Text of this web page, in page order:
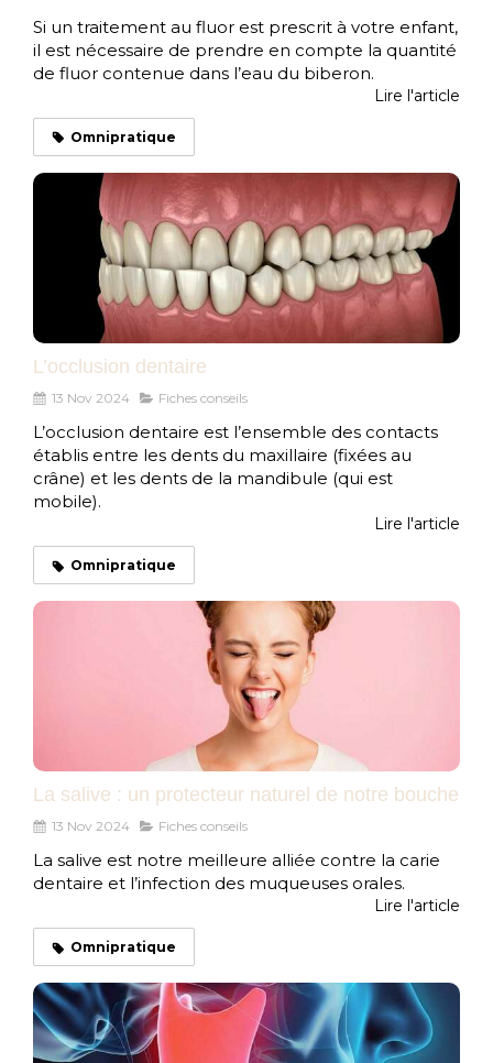
Si un traitement au fluor est prescrit à votre enfant,
il est nécessaire de prendre en compte la quantité
de fluor contenue dans l’eau du biberon.
Lire l'article
Omnipratique
L’occlusion dentaire
13 Nov 2024 Fiches conseils
L’occlusion dentaire est l’ensemble des contacts
établis entre les dents du maxillaire (fixées au
crâne) et les dents de la mandibule (qui est
mobile).
Lire l'article
Omnipratique
La salive : un protecteur naturel de notre bouche
13 Nov 2024 Fiches conseils
La salive est notre meilleure alliée contre la carie
dentaire et l’infection des muqueuses orales.
Lire l'article
Omnipratique